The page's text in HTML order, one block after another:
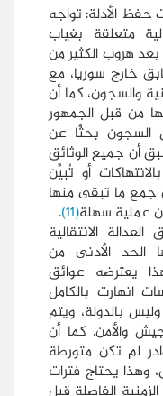
حفظ الأدلة: تواجه
متعلقة بغياب
هروب الكثير من
خارج سوريا، مع
والسجون، كما أن
من قبل الجمهور
السجون بحثًا عن
أن جميع الوثائق
أو تُبيِّن
جمع ما تبقى منها
عملية سهلة(11)
.
الانتقالية
الأدنى من
يعترضه عوائق
انهارت بالكامل
بالدولة، ويتم
والأمن. كما أن
لم تكن متورطة
وهذا يحتاج فترات